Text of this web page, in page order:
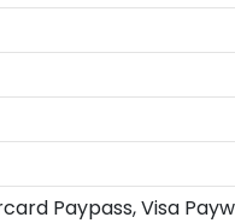
Paypass, Visa